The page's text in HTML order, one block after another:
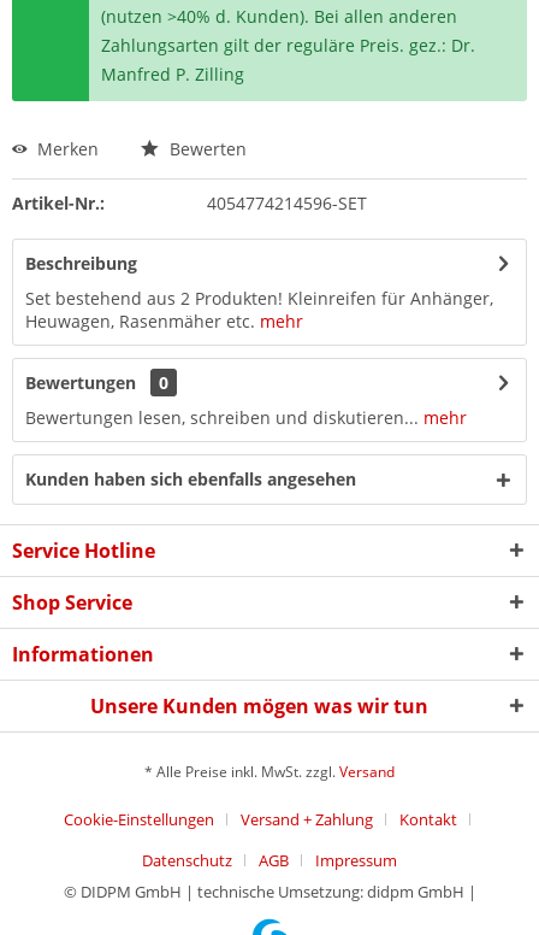
(nutzen >40% d. Kunden). Bei allen anderen
Zahlungsarten gilt der reguläre Preis. gez.: Dr.
Manfred P. Zilling
Merken Bewerten
Artikel-Nr.: 4054774214596-SET
Beschreibung
Set bestehend aus 2 Produkten! Kleinreifen für Anhänger,
Heuwagen, Rasenmäher etc. mehr
Bewertungen
0
Bewertungen lesen, schreiben und diskutieren... mehr
Kunden haben sich ebenfalls angesehen
Service Hotline
Shop Service
Informationen
Unsere Kunden mögen was wir tun
* Alle Preise inkl. MwSt. zzgl.Versand
Cookie-Einstellungen Versand + Zahlung
Kontakt
Datenschutz
AGB
Impressum
© DIDPM GmbH | technische Umsetzung: didpm GmbH |